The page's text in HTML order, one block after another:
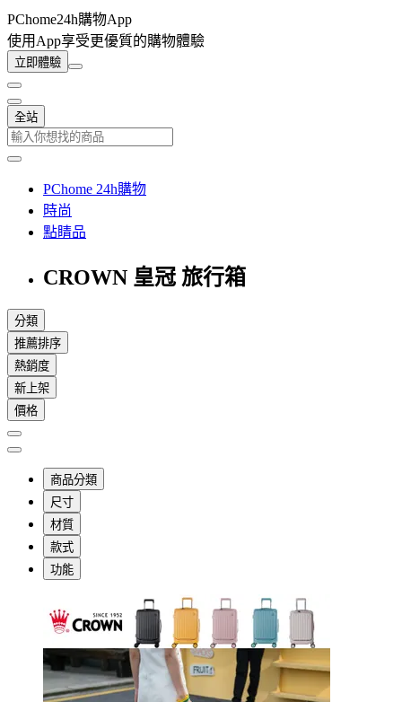
PChome24h購物App
使用App享受更優質的購物體驗
立即體驗
全站
PChome 24h購物
時尚
點睛品
CROWN 皇冠 旅行箱
分類
推薦排序
熱銷度
新上架
價格
商品分類
尺寸
材質
款式
功能